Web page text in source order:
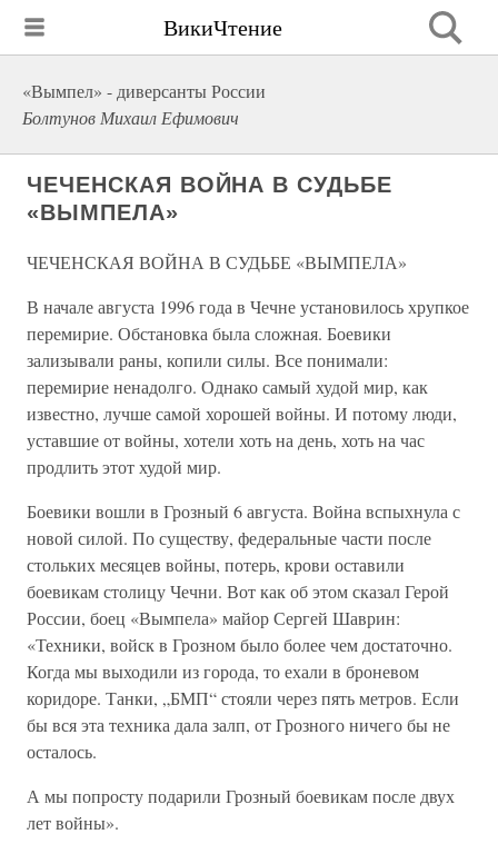
ВикиЧтение
«Вымпел» - диверсанты России
Болтунов Михаил Ефимович
ЧЕЧЕНСКАЯ ВОЙНА В СУДЬБЕ
«ВЫМПЕЛА»
ЧЕЧЕНСКАЯ ВОЙНА В СУДЬБЕ «ВЫМПЕЛА»
В начале августа 1996 года в Чечне установилось хрупкое
перемирие. Обстановка была сложная. Боевики
зализывали раны, копили силы. Все понимали:
перемирие ненадолго. Однако самый худой мир, как
известно, лучше самой хорошей войны. И потому люди,
уставшие от войны, хотели хоть на день, хоть на час
продлить этот худой мир.
Боевики вошли в Грозный 6 августа. Война вспыхнула с
новой силой. По существу, федеральные части после
стольких месяцев войны, потерь, крови оставили
боевикам столицу Чечни. Вот как об этом сказал Герой
России, боец «Вымпела» майор Сергей Шаврин:
«Техники, войск в Грозном было более чем достаточно.
Когда мы выходили из города, то ехали в броневом
коридоре. Танки, „БМП“ стояли через пять метров. Если
бы вся эта техника дала залп, от Грозного ничего бы не
осталось.
А мы попросту подарили Грозный боевикам после двух
лет войны».